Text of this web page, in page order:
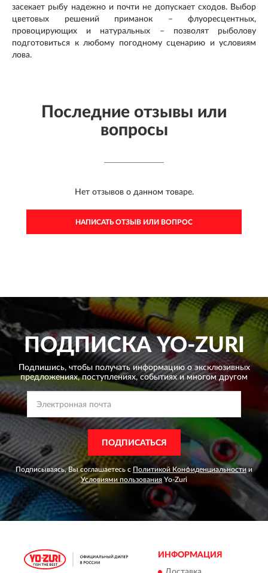
засекает рыбу надежно и почти не допускает сходов. Выбор
цветовых решений приманок – флуоресцентных,
провоцирующих и натуральных – позволят рыболову
подготовиться к любому погодному сценарию и условиям
лова.
Последние отзывы или
вопросы
Нет отзывов о данном товаре.
НАПИСАТЬ ОТЗЫВ ИЛИ ВОПРОС
ПОДПИСКАYO-ZURI
Подпишись, чтобы получать информацию о эксклюзивных
предложениях,поступлениях, событиях и многом другом
ПОДПИСАТЬСЯ
Подписываясь, Вы соглашаетесь с Политикой Конфиденциальности и
Условиями пользования Yo-Zuri
ИНФОРМАЦИЯ